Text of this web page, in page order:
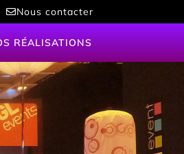
Nous contacter
RÉALISATIONS